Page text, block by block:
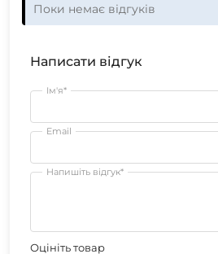
Поки немає відгуків
Написати відгук
Ім'я*
Email
Напишіть відгук*
Оцініть товар